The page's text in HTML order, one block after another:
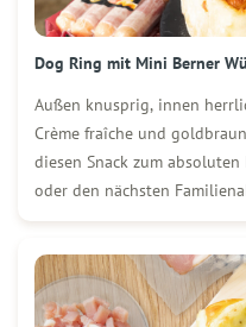
Dog Ring mit Mini Berner
Außen knusprig, innen
Crème fraîche und
diesen Snack zum
oder den nächsten